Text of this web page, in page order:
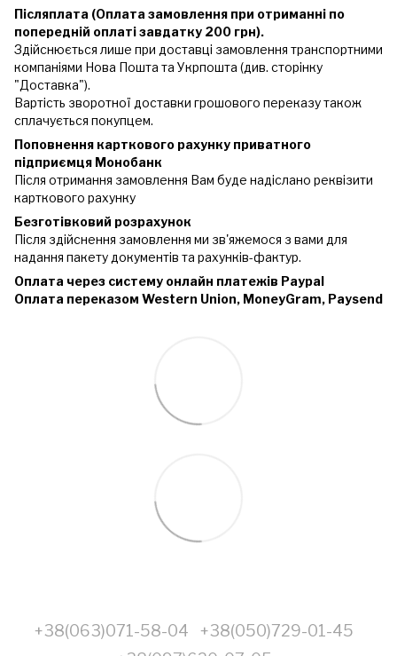
Післяплата (Оплата замовлення при отриманні по
попередній оплаті завдатку 200 грн).
Здійснюється лише при доставці замовлення транспортними
компаніями Нова Пошта та Укрпошта (див. сторінку
"Доставка").
Вартість зворотної доставки грошового переказу також
сплачується покупцем.
Поповнення карткового рахунку приватного
підприємця Монобанк
Після отримання замовлення Вам буде надіслано реквізити
карткового рахунку
Безготівковий розрахунок
Після здійснення замовлення ми зв'яжемося з вами для
надання пакету документів та рахунків-фактур.
Оплата через систему онлайн платежів Paypal
Оплата переказом Western Union, MoneyGram, Paysend
+38(063)071-58-04
+38(050)729-01-45